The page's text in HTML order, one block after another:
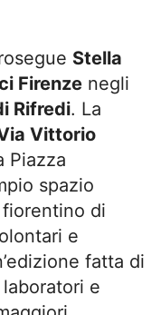
Stella
Firenze negli
Rifredi. La
Vittorio
Piazza
spazio
di
e
fatta di
e